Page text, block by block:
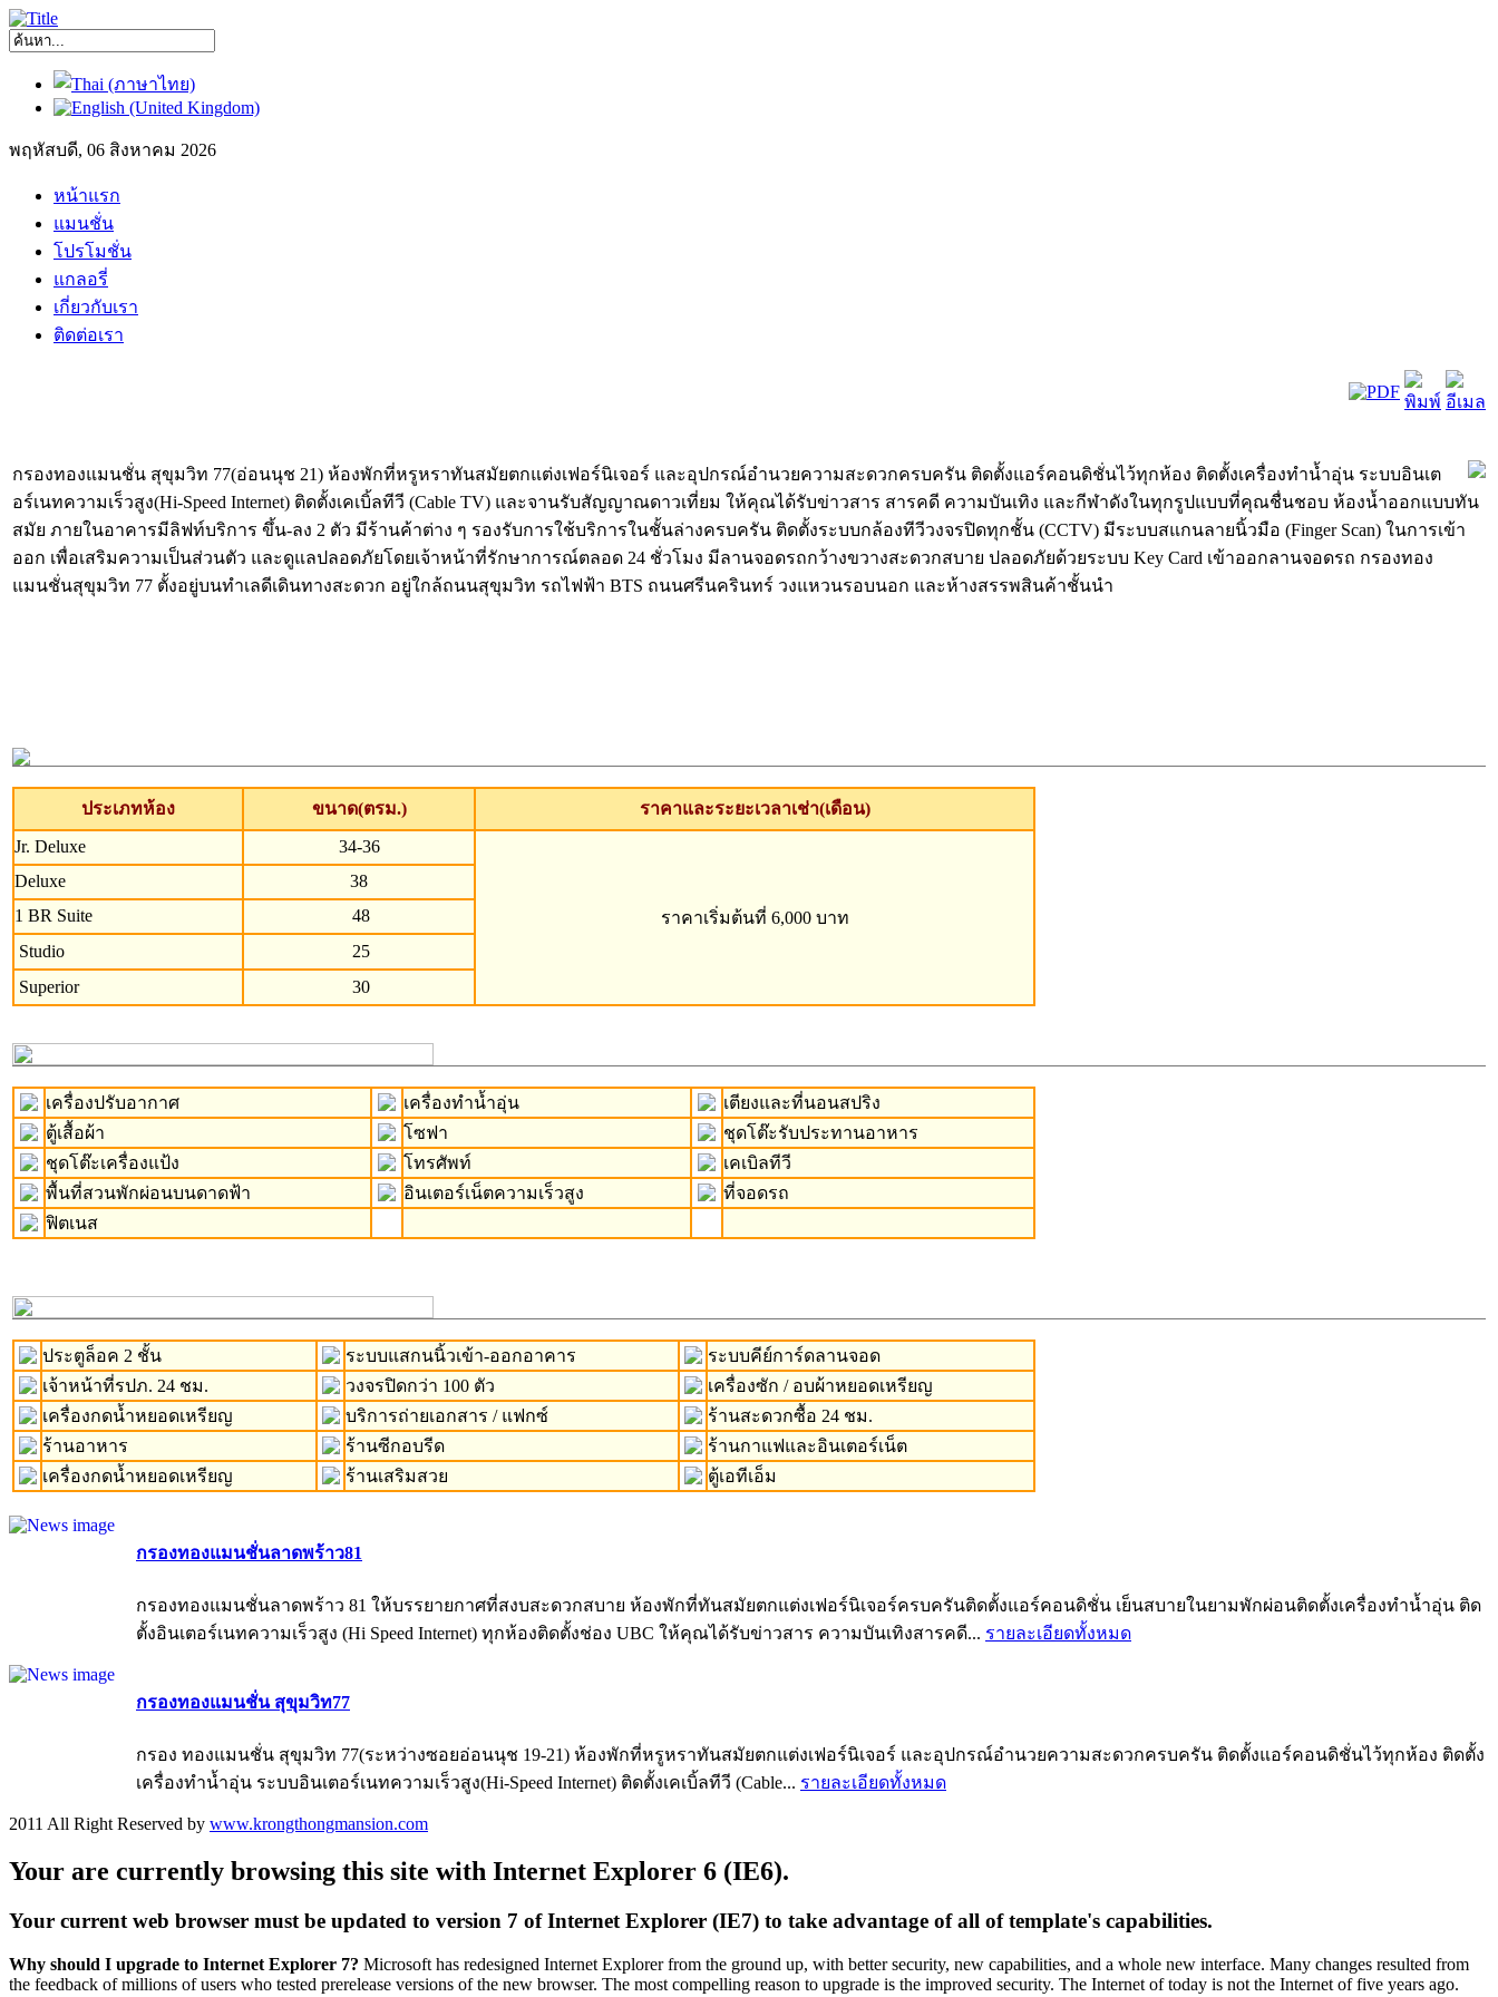
พฤหัสบดี, 06 สิงหาคม 2026
หน้าแรก
แมนชั่น
โปรโมชั่น
แกลอรี่
เกี่ยวกับเรา
ติดต่อเรา
กรองทองแมนชั่น สุขุมวิท 77(อ่อนนุช 21) ห้องพักที่หรูหราทันสมัยตกแต่งเฟอร์นิเจอร์ และอุปกรณ์อำนวยความสะดวกครบครัน ติดตั้งแอร์คอนดิชั่นไว้ทุกห้อง ติดตั้งเครื่องทำน้ำอุ่น ระบบอินเต
อร์เนทความเร็วสูง(Hi-Speed Internet) ติดตั้งเคเบิ้ลทีวี (Cable TV) และจานรับสัญญาณดาวเที่ยม ให้คุณได้รับข่าวสาร สารคดี ความบันเทิง และกีฬาดังในทุกรูปแบบที่คุณชื่นชอบ ห้องน้ำออกแบบทัน
สมัย ภายในอาคารมีลิฟท์บริการ ขึ้น-ลง 2 ตัว มีร้านค้าต่าง ๆ รองรับการใช้บริการในชั้นล่างครบครัน ติดตั้งระบบกล้องทีวีวงจรปิดทุกชั้น (CCTV) มีระบบสแกนลายนิ้วมือ (Finger Scan) ในการเข้า
ออก เพื่อเสริมความเป็นส่วนตัว และดูแลปลอดภัยโดยเจ้าหน้าที่รักษาการณ์ตลอด 24 ชั่วโมง มีลานจอดรถกว้างขวางสะดวกสบาย ปลอดภัยด้วยระบบ Key Card เข้าออกลานจอดรถ กรองทอง
แมนชั่นสุขุมวิท 77 ตั้งอยู่บนทำเลดีเดินทางสะดวก อยู่ใกล้ถนนสุขุมวิท รถไฟฟ้า BTS ถนนศรีนครินทร์ วงแหวนรอบนอก และห้างสรรพสินค้าชั้นนำ
ประเภทห้อง ขนาด(ตรม.)
ราคาและระยะเวลาเช่า(เดือน)
Jr. Deluxe
34-36
ราคาเริ่มต้นที่ 6,000 บาท
Deluxe
38
1 BR Suite
48
Studio
25
Superior
30
เครื่องปรับอากาศ เครื่องทำน้ำอุ่น
เตียงและที่นอนสปริง
ตู้เสื้อผ้า
โซฟา
ชุดโต๊ะรับประทานอาหาร
ชุดโต๊ะเครื่องแป้ง
โทรศัพท์
เคเบิลทีวี
พื้นที่สวนพักผ่อนบนดาดฟ้า
อินเตอร์เน็ตความเร็วสูง
ที่จอดรถ
ฟิตเนส
ประตูล็อค 2 ชั้น ระบบแสกนนิ้วเข้า-ออกอาคาร
ระบบคีย์การ์ดลานจอด
เจ้าหน้าที่รปภ. 24 ชม.
วงจรปิดกว่า 100 ตัว
เครื่องซัก / อบผ้าหยอดเหรียญ
เครื่องกดน้ำหยอดเหรียญ
บริการถ่ายเอกสาร / แฟกซ์
ร้านสะดวกซื้อ 24 ชม.
ร้านอาหาร
ร้านซีกอบรีด
ร้านกาแฟและอินเตอร์เน็ต
เครื่องกดน้ำหยอดเหรียญ
ร้านเสริมสวย ตู้เอทีเอ็ม
กรองทองแมนชั่นลาดพร้าว81
กรองทองแมนชั่นลาดพร้าว 81 ให้บรรยายกาศที่สงบสะดวกสบาย ห้องพักที่ทันสมัยตกแต่งเฟอร์นิเจอร์ครบครันติดตั้งแอร์คอนดิชั่น เย็นสบายในยามพักผ่อนติดตั้งเครื่องทำน้ำอุ่น ติด
ตั้งอินเตอร์เนทความเร็วสูง (Hi Speed Internet) ทุกห้องติดตั้งช่อง UBC ให้คุณได้รับข่าวสาร ความบันเทิงสารคดี... รายละเอียดทั้งหมด
กรองทองแมนชั่น สุขุมวิท77
กรอง ทองแมนชั่น สุขุมวิท 77(ระหว่างซอยอ่อนนุช 19-21) ห้องพักที่หรูหราทันสมัยตกแต่งเฟอร์นิเจอร์ และอุปกรณ์อำนวยความสะดวกครบครัน ติดตั้งแอร์คอนดิชั่นไว้ทุกห้อง ติดตั้ง
เครื่องทำน้ำอุ่น ระบบอินเตอร์เนทความเร็วสูง(Hi-Speed Internet) ติดตั้งเคเบิ้ลทีวี (Cable... รายละเอียดทั้งหมด
2011 All Right Reserved by www.krongthongmansion.com
Your are currently browsing this site with Internet Explorer 6 (IE6).
Your current web browser must be updated to version 7 of Internet Explorer (IE7) to take advantage of all of template's capabilities.
Why should I upgrade to Internet Explorer 7? Microsoft has redesigned Internet Explorer from the ground up, with better security, new capabilities, and a whole new interface. Many changes resulted from
the feedback of millions of users who tested prerelease versions of the new browser. The most compelling reason to upgrade is the improved security. The Internet of today is not the Internet of five years ago.